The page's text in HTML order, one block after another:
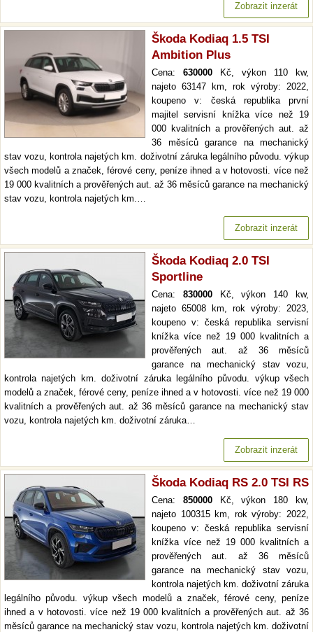
Zobrazit inzerát
Škoda Kodiaq 1.5 TSI
Ambition Plus
Cena: 630000 Kč, výkon 110 kw,
najeto 63147 km, rok výroby: 2022,
koupeno v: česká republika první
majitel servisní knížka více než 19
000 kvalitních a prověřených aut. až
36 měsíců garance na mechanický
stav vozu, kontrola najetých km. doživotní záruka legálního původu. výkup
všech modelů a značek, férové ceny, peníze ihned a v hotovosti. více než
19 000 kvalitních a prověřených aut. až 36 měsíců garance na mechanický
stav vozu, kontrola najetých km.…
Zobrazit inzerát
Škoda Kodiaq 2.0 TSI
Sportline
Cena: 830000Kč, výkon 140 kw,
najeto 65008 km, rok výroby: 2023,
koupeno v: česká republika servisní
knížka více než 19 000 kvalitních a
prověřených aut. až 36 měsíců
garance na mechanický stav vozu,
kontrola najetých km. doživotní záruka legálního původu. výkup všech
modelů a značek, férové ceny, peníze ihned a v hotovosti. více než 19 000
kvalitních a prověřených aut. až 36 měsíců garance na mechanický stav
vozu, kontrola najetých km. doživotní záruka…
Zobrazit inzerát
Škoda Kodiaq RS 2.0 TSI RS
Cena: 850000Kč, výkon 180 kw,
najeto 100315 km, rok výroby: 2022,
koupeno v: česká republika servisní
knížka více než 19 000 kvalitních a
prověřených aut. až 36 měsíců
garance na mechanický stav vozu,
kontrola najetých km. doživotní záruka
legálního původu. výkup všech modelů a značek, férové ceny, peníze
ihned a v hotovosti. více než 19 000 kvalitních a prověřených aut. až 36
měsíců garance na mechanický stav vozu, kontrola najetých km. doživotní